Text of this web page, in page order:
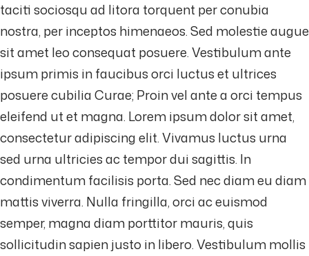
taciti sociosqu ad litora torquent per conubia
nostra, per inceptos himenaeos. Sed molestie augue
sit amet leo consequat posuere. Vestibulum ante
ipsum primis in faucibus orci luctus et ultrices
posuere cubilia Curae; Proin vel ante a orci tempus
eleifend ut et magna. Lorem ipsum dolor sit amet,
consectetur adipiscing elit. Vivamus luctus urna
sed urna ultricies ac tempor dui sagittis. In
condimentum facilisis porta. Sed nec diam eu diam
mattis viverra. Nulla fringilla, orci ac euismod
semper, magna diam porttitor mauris, quis
sollicitudin sapien justo in libero. Vestibulum mollis